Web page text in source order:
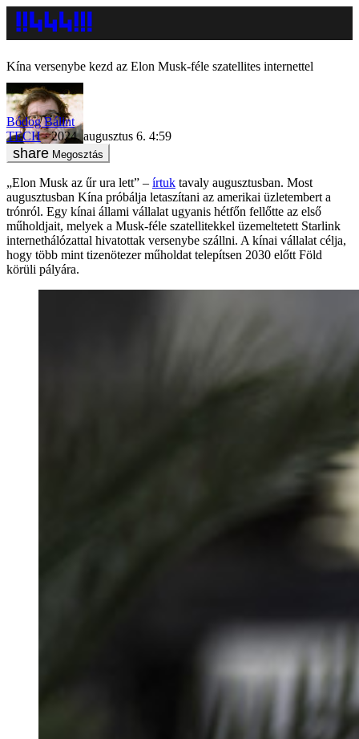
Kína versenybe kezd az Elon Musk-féle szatellites internettel
Bódog Bálint
TECH
2024. augusztus 6. 4:59
Megosztás
„Elon Musk az űr ura lett” – írtuk tavaly augusztusban. Most
augusztusban Kína próbálja letaszítani az amerikai üzletembert a
trónról. Egy kínai állami vállalat ugyanis hétfőn fellőtte az első
műholdjait, melyek a Musk-féle szatellitekkel üzemeltetett Starlink
internethálózattal hivatottak versenybe szállni. A kínai vállalat célja,
hogy több mint tizenötezer műholdat telepítsen 2030 előtt Föld
körüli pályára.